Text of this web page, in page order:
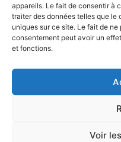
appareils. Le fait de consentir à
traiter des données telles que le
uniques sur ce site. Le fait de
consentement peut avoir un
et fonctions.
Voir
NOUS
Office de
04 66 77 22 31